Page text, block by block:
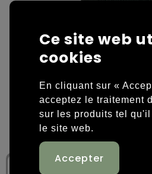
Overige tassen
Sacs promotionnels
Sacs de voyage
Sacs à dos
T-shirts personnalisés
Vestes personnalisées
Chaussures
Ce site web
cookies
En cliquant sur «
acceptez le traitement
sur les produits tel
le site web.